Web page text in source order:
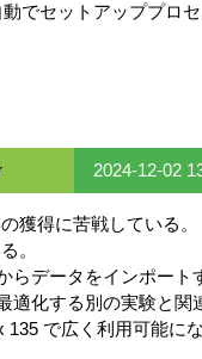
でセットアッププロ
2024-12-02
獲得に苦戦している。
。
データをインポート
化する別の実験と関
で広く利用可能にな